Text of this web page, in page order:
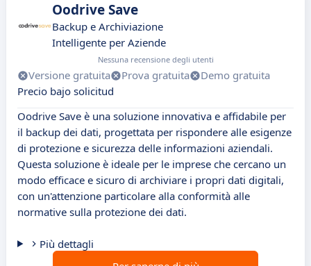
Oodrive Save
Backup e Archiviazione
Intelligente per Aziende
Nessuna recensione degli utenti
Versione gratuita Prova gratuita
Demo gratuita
Precio bajo solicitud
Oodrive Save è una soluzione innovativa e affidabile per
il backup dei dati, progettata per rispondere alle esigenze
di protezione e sicurezza delle informazioni aziendali.
Questa soluzione è ideale per le imprese che cercano un
modo efficace e sicuro di archiviare i propri dati digitali,
con un'attenzione particolare alla conformità alle
normative sulla protezione dei dati.
Più dettagli